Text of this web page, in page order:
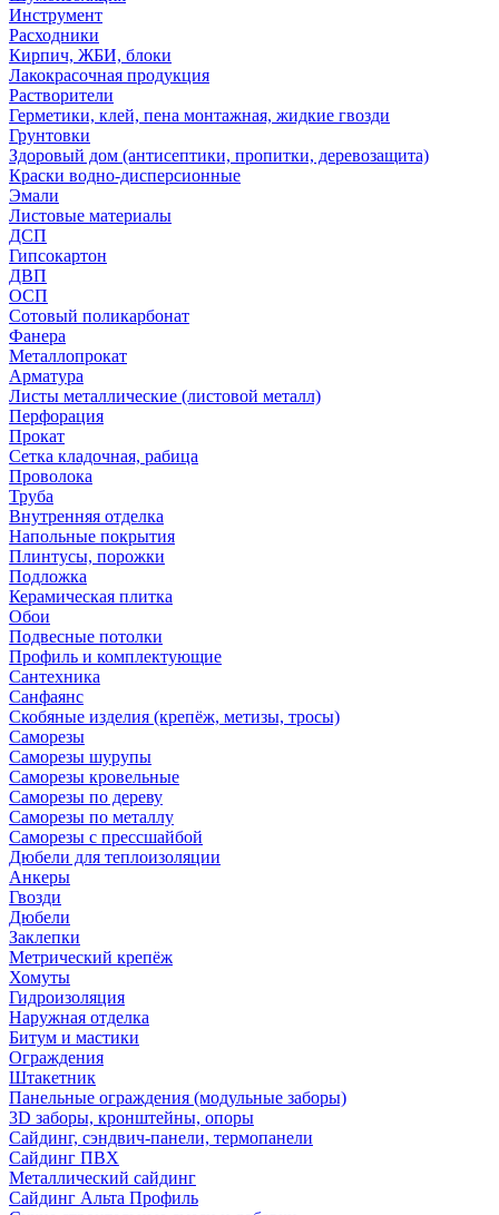
Инструмент
Расходники
Кирпич, ЖБИ, блоки
Лакокрасочная продукция
Растворители
Герметики, клей, пена монтажная, жидкие гвозди
Грунтовки
Здоровый дом (антисептики, пропитки, деревозащита)
Краски водно-дисперсионные
Эмали
Листовые материалы
ДСП
Гипсокартон
ДВП
ОСП
Сотовый поликарбонат
Фанера
Металлопрокат
Арматура
Листы металлические (листовой металл)
Перфорация
Прокат
Сетка кладочная, рабица
Проволока
Труба
Внутренняя отделка
Напольные покрытия
Плинтусы, порожки
Подложка
Керамическая плитка
Обои
Подвесные потолки
Профиль и комплектующие
Сантехника
Санфаянс
Скобяные изделия (крепёж, метизы, тросы)
Саморезы
Саморезы шурупы
Саморезы кровельные
Саморезы по дереву
Саморезы по металлу
Саморезы с прессшайбой
Дюбели для теплоизоляции
Анкеры
Гвозди
Дюбели
Заклепки
Метрический крепёж
Хомуты
Гидроизоляция
Наружная отделка
Битум и мастики
Ограждения
Штакетник
Панельные ограждения (модульные заборы)
3D заборы, кронштейны, опоры
Cайдинг, сэндвич-панели, термопанели
Сайдинг ПВХ
Металлический сайдинг
Сайдинг Альта Профиль